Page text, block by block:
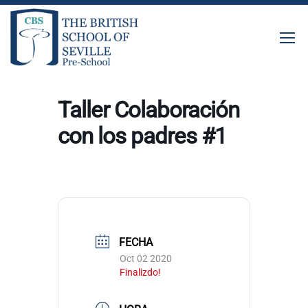
Taller Colaboración
con los padres #1
FECHA
Oct 02 2020
Finalizdo!